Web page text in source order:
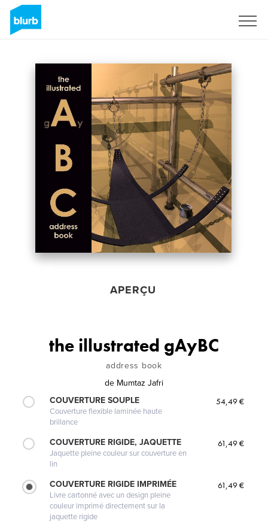
APERÇU
the illustrated gAyBC
address book
de Mumtaz Jafri
COUVERTURE SOUPLE
Couverture flexible laminée haute
brillance
54,49 €
COUVERTURE RIGIDE, JAQUETTE
Jaquette pleine couleur sur couverture en
lin
61,49 €
COUVERTURE RIGIDE IMPRIMÉE
Livre cartonné avec un design pleine
couleur imprimé directement sur la
jaquette rigide
61,49 €